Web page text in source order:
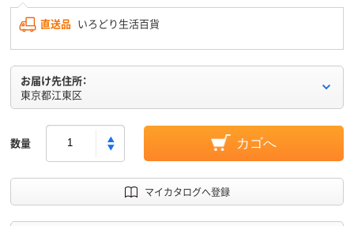
直送品 いろどり生活百貨
お届け先住所：
東京都江東区
数量 カゴへ
マイカタログへ登録